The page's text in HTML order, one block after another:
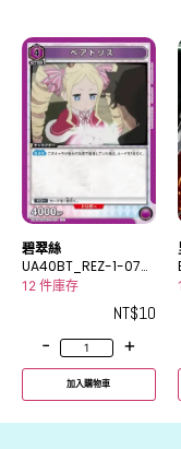
碧翠絲
UA40BT_REZ-1-075
U
12 件庫存
NT$10
-
+
加入購物車